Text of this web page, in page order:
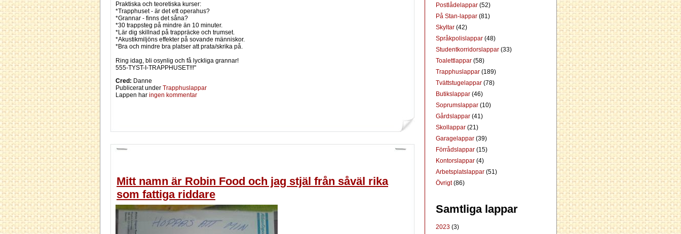
Praktiska och teoretiska kurser:
*Trapphuset - är det ett operahus?
*Grannar - finns det såna?
*30 trappsteg på mindre än 10 minuter.
*Lär dig skillnad på trappräcke och trumset.
*Akustikmiljöns effekter på sovande människor.
*Bra och mindre bra platser att prata/skrika på.
Ring idag, bli osynlig och få lyckliga grannar!
555-TYST-I-TRAPPHUSET!!!"
Cred: Danne
Publicerat under Trapphuslappar
Lappen har ingen kommentar
Mitt namn är Robin Food och jag stjäl från såväl rika
som fattiga riddare
Postlådelappar (52)
På Stan-lappar (81)
Skyltar (42)
Språkpolislappar (48)
Studentkorridorslappar (33)
Toalettlappar (58)
Trapphuslappar (189)
Tvättstugelappar (78)
Butikslappar (46)
Soprumslappar (10)
Gårdslappar (41)
Skollappar (21)
Garagelappar (39)
Förrådslappar (15)
Kontorslappar (4)
Arbetsplatslappar (51)
Övrigt(86)
Samtliga lappar
2023 (3)